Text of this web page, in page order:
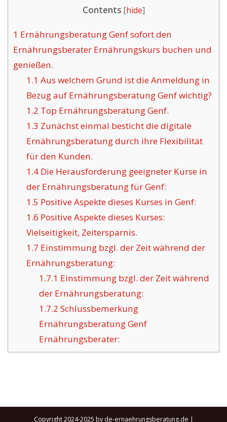
Contents [hide]
1 Ernährungsberatung Genf sofort den
Ernährungsberater Ernährungskurs buchen und
genießen.
1.1 Aus welchem Grund ist die Anmeldung in
Bezug auf Ernährungsberatung Genf wichtig?
1.2 Top Ernährungsberatung Genf.
1.3 Zunächst einmal besticht die digitale
Ernährungsberatung durch ihre Flexibilität
für den Kunden.
1.4Die Herausforderung geeigneter Kurse in
der Ernährungsberatung für Genf:
1.5 Positive Aspekte dieses Kurses in Genf:
1.6 Positive Aspekte dieses Kurses:
Vielseitigkeit, Zeitersparnis.
1.7 Einstimmung bzgl. der Zeit während der
Ernährungsberatung:
1.7.1 Einstimmung bzgl. der Zeit während
der Ernährungsberatung:
1.7.2 Schlussbemerkung
Ernährungsberatung Genf
Ernährungsberater:
Copyright 2024-2025 by de-ernaehrungsberatung.de |